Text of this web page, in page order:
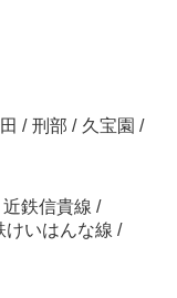
/ 刑部 / 久宝園 /
近鉄信貴線 /
けいはんな線 /